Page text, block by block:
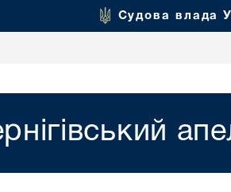
Судова влада